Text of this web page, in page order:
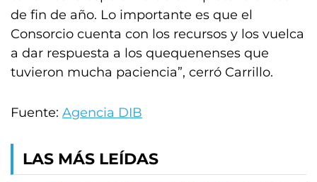
de fin de año. Lo importante es que el
Consorcio cuenta con los recursos y los vuelca
a dar respuesta a los quequenenses que
tuvieron mucha paciencia”, cerró Carrillo.
Fuente: Agencia DIB
LAS MÁS LEÍDAS